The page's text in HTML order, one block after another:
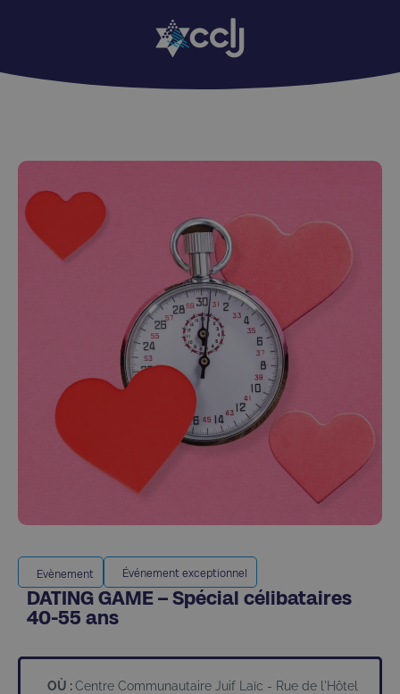
Evènement Événement exceptionnel
DATING GAME – Spécial célibataires
40-55 ans
OÙ :Centre Communautaire Juif Laïc - Rue de l'Hôtel